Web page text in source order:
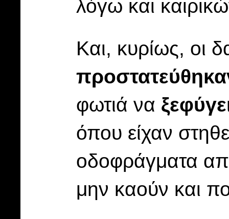
λόγω και
Και, κυρίως, οι
φωτιά να
όπου είχαν
οδοφράγματα
μην καούν και